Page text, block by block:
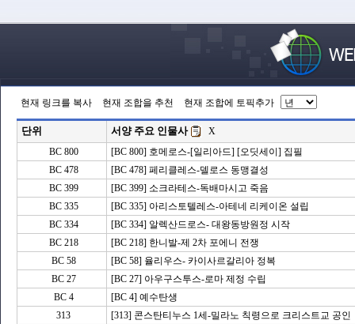
현재 링크를 복사 현재 조합을 추천 현재 조합에 토픽추가
단위 서양 주요 인물사
X
BC 800
[BC 800] 호메로스-[일리아드] [오딧세이] 집필
BC 478
[BC 478] 페리클레스-델로스 동맹결성
BC 399
[BC 399] 소크라테스-독배마시고 죽음
BC 335
[BC 335] 아리스토텔레스-아테네 리케이온 설립
BC 334
[BC 334] 알렉산드로스- 대왕동방원정 시작
BC 218
[BC 218] 한니발-제 2차 포에니 전쟁
BC 58
[BC 58] 율리우스- 카이사르갈리아 정복
BC 27
[BC 27] 아우구스투스-로마 제정 수립
BC 4
[BC 4] 예수탄생
313
[313] 콘스탄티누스 1세-밀라노 칙령으로 크리스트교 공인